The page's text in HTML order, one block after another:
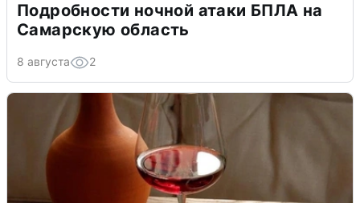
Подробности ночной атаки БПЛА на
Самарскую область
8 августа 2